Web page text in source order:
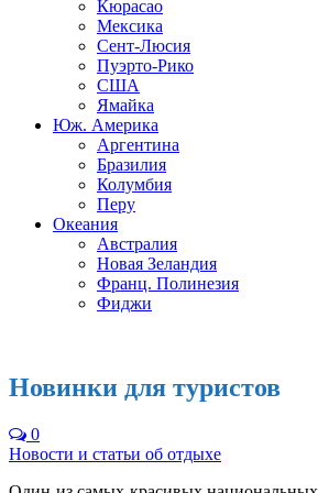
Кюрасао
Мексика
Сент-Люсия
Пуэрто-Рико
США
Ямайка
Юж. Америка
Аргентина
Бразилия
Колумбия
Перу
Океания
Австралия
Новая Зеландия
Франц. Полинезия
Фиджи
Новинки для туристов
0
Новости и статьи об отдыхе